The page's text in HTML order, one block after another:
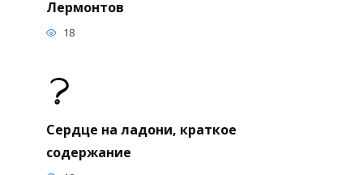
Лермонтов
18
Сердце на ладони, краткое
содержание